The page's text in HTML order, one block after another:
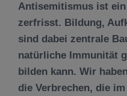
Antisemitismus ist
zerfrisst. Bildung,
sind dabei zentrale
natürliche Immunität
bilden kann. Wir
die Verbrechen, die